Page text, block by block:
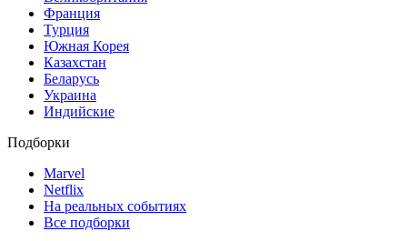
Франция
Турция
Южная Корея
Казахстан
Беларусь
Украина
Индийские
Подборки
Marvel
Netflix
На реальных событиях
Все подборки